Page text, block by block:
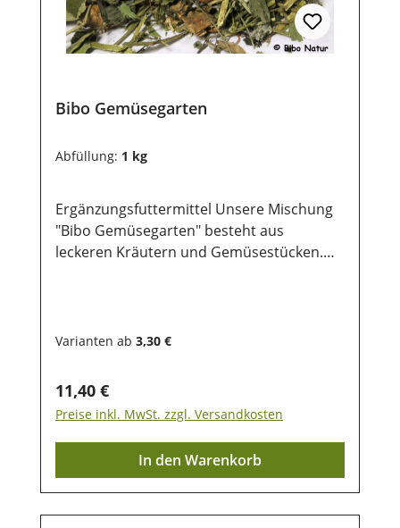
Bibo Gemüsegarten
Abfüllung: 1 kg
Ergänzungsfuttermittel Unsere Mischung
"Bibo Gemüsegarten" besteht aus
leckeren Kräutern und Gemüsestücken.
Zusammensetzung: Birkenblätter, Luzerne,
Spitzwegerich, Petersilienstiele, Tomaten,
Gurken, LöwenzahnLagerung: Damit
unsere Produkte auch nach dem Kauf
noch lange haltbar bleiben, ist eine
trockene und luftdichte
Aufbewahrung wichtig. Ebenso sollten sie
Varianten ab 3,30 €
Regulärer Preis:
11,40 €
Preise inkl. MwSt. zzgl. Versandkosten
In den Warenkorb